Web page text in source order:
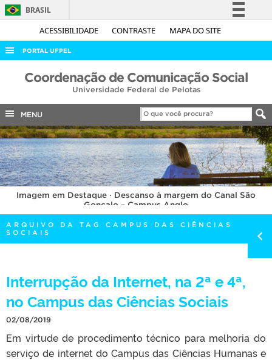
ACESSIBILIDADE CONTRASTE MAPA DO SITE
BRASIL
Simplifique!
Acesso à informação
Legislação
Canais
PORTAL UFPEL
ACESSO À INFORMAÇÃO
COBALTO
CONCURSOS
EDITAIS
INTERNACIONAL
OUVIDORIA
PORTARIAS
TELEFONES
Coordenação de Comunicação Social
Universidade Federal de Pelotas
MENU
Imagem em Destaque · Descanso à margem do Canal São
Gonçalo – Campus Anglo
ARQUIVO DA TAG CAMPUS DAS CIÊNCIAS
SOCIAIS
Interrupção da Internet, na 2ª e 4ª,
no Campus das Ciências Sociais
02/08/2019
Em virtude de procedimento técnico para melhoria do
serviço de internet do Campus das Ciências Humanas e